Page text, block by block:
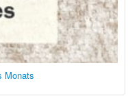
Monats